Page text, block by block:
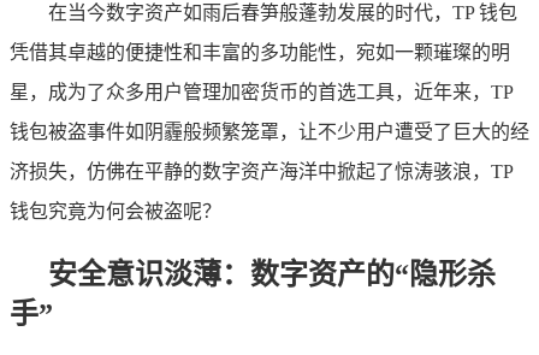
在当今数字资产如雨后春笋般蓬勃发展的时代，TP 钱包
凭借其卓越的便捷性和丰富的多功能性，宛如一颗璀璨的明
星，成为了众多用户管理加密货币的首选工具，近年来，TP
钱包被盗事件如阴霾般频繁笼罩，让不少用户遭受了巨大的经
济损失，仿佛在平静的数字资产海洋中掀起了惊涛骇浪，TP
钱包究竟为何会被盗呢？
安全意识淡薄：数字资产的“隐形杀
手”